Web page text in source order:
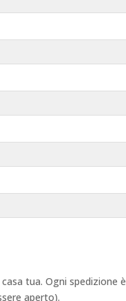
tua. Ogni spedizione
aperto).